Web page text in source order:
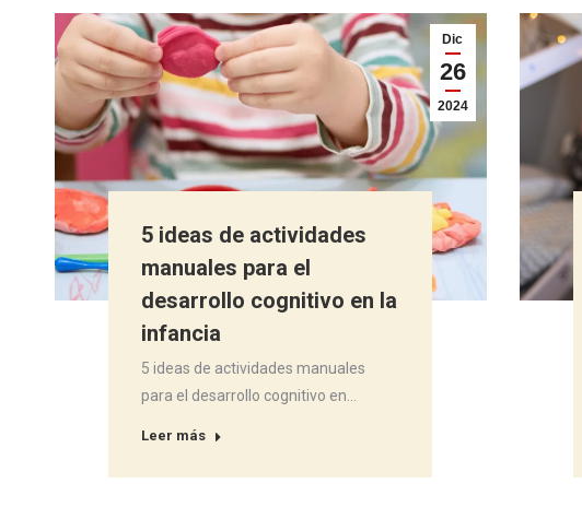
Dic
26
2024
5 ideas de actividades
manuales para el
desarrollo cognitivo en la
infancia
5 ideas de actividades manuales
para el desarrollo cognitivo en…
Leer más